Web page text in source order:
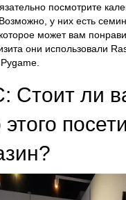
посмотрите
у них есть
может вам
они использовали
Стоит ли